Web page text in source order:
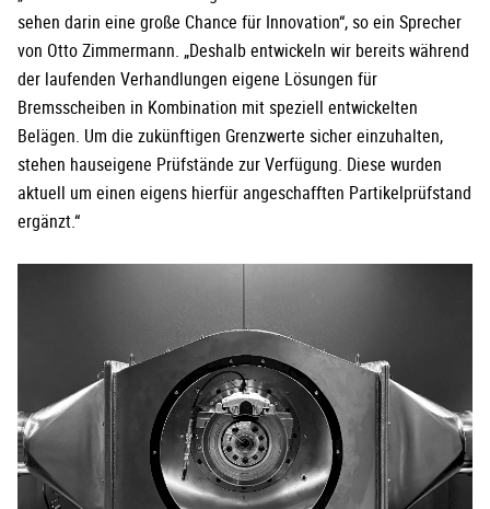
sehen darin eine große Chance für Innovation“, so ein Sprecher
von Otto Zimmermann. „Deshalb entwickeln wir bereits während
der laufenden Verhandlungen eigene Lösungen für
Bremsscheiben in Kombination mit speziell entwickelten
Belägen. Um die zukünftigen Grenzwerte sicher einzuhalten,
stehen hauseigene Prüfstände zur Verfügung. Diese wurden
aktuell um einen eigens hierfür angeschafften Partikelprüfstand
ergänzt.“